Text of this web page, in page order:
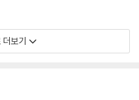
후배를 두루 아꼈지만 그중에서도
그림을 그리는 모네의 모습을 마
더보기